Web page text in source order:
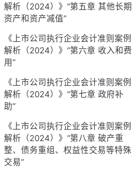
解析（2024）》“第五章 其他长期
资产和资产减值”
《上市公司执行企业会计准则案例
解析（2024）》“第六章 收入和费
用”
《上市公司执行企业会计准则案例
解析（2024）》“第七章 政府补
助”
《上市公司执行企业会计准则案例
解析（2024）》“第八章 破产重
整、债务重组、权益性交易等特殊
交易”